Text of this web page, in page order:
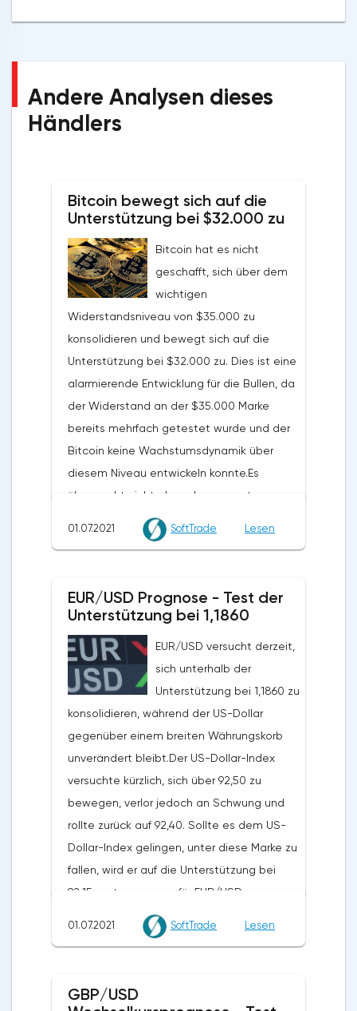
Andere Analysen dieses
Händlers
Bitcoin bewegt sich auf die
Unterstützung bei $32.000 zu
Bitcoin hat es nicht
geschafft, sich über dem
wichtigen
Widerstandsniveau von $35.000 zu
konsolidieren und bewegt sich auf die
Unterstützung bei $32.000 zu. Dies ist eine
alarmierende Entwicklung für die Bullen, da
der Widerstand an der $35.000 Marke
bereits mehrfach getestet wurde und der
Bitcoin keine Wachstumsdynamik über
diesem Niveau entwickeln konnte.Es
überrascht nicht, dass der gesamte
Kryptomarkt unter Druck geriet, nachdem
Bitcoin unter $35.000 gefallen war.
$2.150. Dogecoin ist unter ein wichtiges
und versucht, sich unter $0,24 zu
konsolidieren. XRP hat ebenfalls an
Schwung nach unten gewonnen und testet
die $0,66 Marke.Gestern schrieb ich, dass
Bitcoin zusätzliche
Wachstumskatalysatoren benötigt, um sich
über die $35.000-Marke zu bewegen. Zum
jetzigen Zeitpunkt sieht es so aus, als ob
der Weg des geringsten Widerstandes
nach unten führt, so dass Bitcoin eine gute
Chance hat, ein Momentum nach unten zu
Abwärtskatalysatoren auftauchen. Bitcoin
Technische Analyse und Prognose.
Widerstandsniveaus Bitcoin stieß bei
01.07.2021 SoftTrade Lesen
EUR/USD Prognose - Test der
Unterstützung bei 1,1860
EUR/USD versucht derzeit,
sich unterhalb der
Unterstützung bei 1,1860 zu
konsolidieren, während der US-Dollar
gegenüber einem breiten Währungskorb
unverändert bleibt.Der US-Dollar-Index
versuchte kürzlich, sich über 92,50 zu
bewegen, verlor jedoch an Schwung und
rollte zurück auf 92,40. Sollte es dem US-
Dollar-Index gelingen, unter diese Marke zu
fallen, wird er auf die Unterstützung bei
92,15 zusteuern, was für EUR/USD
zinsbullisch wäre.Heute werden sich
Devisenhändler auf die US-
Arbeitslosenunterstützung von 411.000 auf
01.07.2021 SoftTrade Lesen
GBP/USD